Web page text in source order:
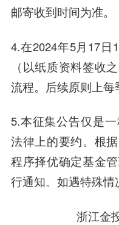
邮寄收到时间为准。
4.在2024年5月17日
（以纸质资料签收
流程。后续原则上每
5.本征集公告仅是
法律上的要约。根
程序择优确定基金
行通知。如遇特殊情
浙江金